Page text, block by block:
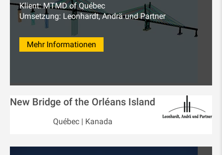
Klient: MTMD of Québec
Umsetzung: Leonhardt, Andrä und Partner
Mehr Informationen
New Bridge of the Orléans Island
Québec | Kanada